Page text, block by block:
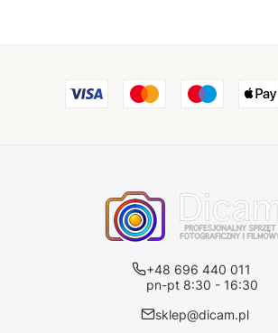
+48 696 440 011
pn-pt 8:30 - 16:30
sklep@dicam.pl